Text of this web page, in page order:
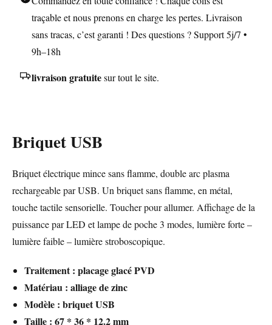
traçable et nous prenons en charge les pertes. Livraison
sans tracas, c’est garanti ! Des questions ? Support 5j/7 •
9h–18h
livraison gratuitesur tout le site.
Briquet USB
Briquet électrique mince sans flamme, double arc plasma
rechargeable par USB. Un briquet sans flamme, en métal,
touche tactile sensorielle. Toucher pour allumer. Affichage de la
puissance par LED et lampe de poche 3 modes, lumière forte –
lumière faible – lumière stroboscopique.
Traitement : placage glacé PVD
Matériau : alliage de zinc
Modèle : briquet USB
Taille : 67 * 36 * 12.2 mm